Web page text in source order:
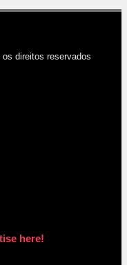
os direitos reservados
here!